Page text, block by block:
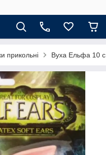
прикольні Вуха Ельфа 10